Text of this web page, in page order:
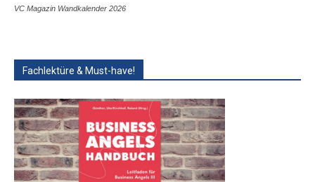
VC Magazin Wandkalender 2026
Fachlektüre & Must-have!